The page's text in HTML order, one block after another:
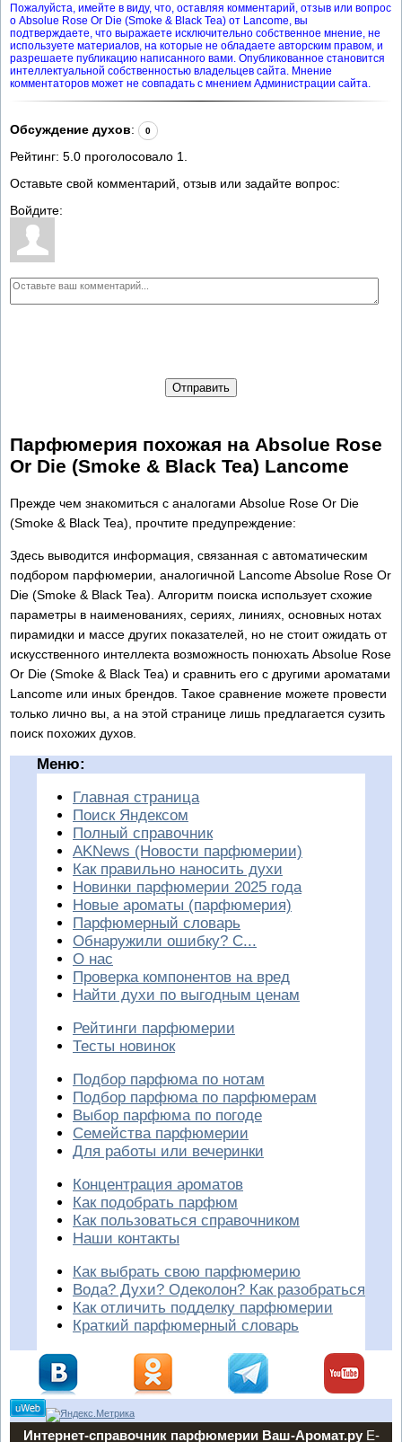
Пожалуйста, имейте в виду, что, оставляя комментарий, отзыв или вопрос
о Absolue Rose Or Die (Smoke & Black Tea) от Lancome, вы
подтверждаете, что выражаете исключительно собственное мнение, не
используете материалов, на которые не обладаете авторским правом, и
разрешаете публикацию написанного вами. Опубликованное становится
интеллектуальной собственностью владельцев сайта. Мнение
комментаторов может не совпадать с мнением Администрации сайта.
Обсуждение духов: 0
Рейтинг: 5.0 проголосовало 1
Оставьте свой комментарий, отзыв или задайте вопрос:
Войдите:
Отправить
Парфюмерия похожая на Absolue Rose
Or Die (Smoke & Black Tea) Lancome
Прежде чем знакомиться с аналогами Absolue Rose Or Die
(Smoke & Black Tea), прочтите предупреждение:
Здесь выводится информация, связанная с автоматическим
подбором парфюмерии, аналогичной Lancome Absolue Rose Or
Die (Smoke & Black Tea). Алгоритм поиска использует схожие
параметры в наименованиях, сериях, линиях, основных нотах
пирамидки и массе других показателей, но не стоит ожидать от
искусственного интеллекта возможность понюхать Absolue Rose
Or Die (Smoke & Black Tea) и сравнить его с другими ароматами
Lancome или иных брендов. Такое сравнение можете провести
только лично вы, а на этой странице лишь предлагается сузить
поиск похожих духов.
Меню:
Главная страница
Поиск Яндексом
Полный справочник
AKNews (Новости парфюмерии)
Как правильно наносить духи
Новинки парфюмерии 2025 года
Новые ароматы (парфюмерия)
Парфюмерный словарь
Обнаружили ошибку? С...
О нас
Проверка компонентов на вред
Найти духи по выгодным ценам
Рейтинги парфюмерии
Тесты новинок
Подбор парфюма по нотам
Подбор парфюма по парфюмерам
Выбор парфюма по погоде
Семейства парфюмерии
Для работы или вечеринки
Концентрация ароматов
Как подобрать парфюм
Как пользоваться справочником
Наши контакты
Как выбрать свою парфюмерию
Вода? Духи? Одеколон? Как разобраться
Как отличить подделку парфюмерии
Краткий парфюмерный словарь
Интернет-справочник парфюмерии Ваш-Аромат.руE-